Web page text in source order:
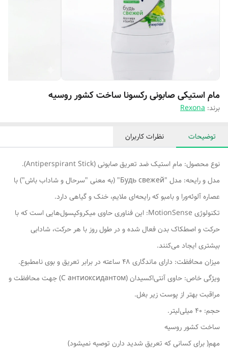
مام استیکی صابونی رکسونا ساخت کشور‌ روسیه
برند: Rexona
توضیحات نظرات کاربران
نوع محصول: مام استیک ضد تعریق صابونی (Antiperspirant Stick).
مدل و رایحه: مدل "Будь свежей" (به معنی "سرحال و شاداب باش") با
عصاره آلوئه‌ورا و بامبو که رایحه‌ای ملایم، خنک و گیاهی دارد.
تکنولوژی MotionSense: این فناوری حاوی میکروکپسول‌هایی است که با
حرکت و اصطکاک بدن فعال شده و در طول روز با هر حرکت، شادابی
بیشتری ایجاد می‌کنند.
میزان محافظت: دارای ماندگاری ۴۸ ساعته در برابر تعریق و بوی نامطبوع.
ویژگی خاص: حاوی آنتی‌اکسیدان (С антиоксидантом) جهت محافظت و
مراقبت بهتر از پوست زیر بغل.
حجم: ۴۰ میلی‌لیتر.
ساخت کشور روسیه
مهم( برای کسانی که تعریق شدید دارن توصیه نمیشود)